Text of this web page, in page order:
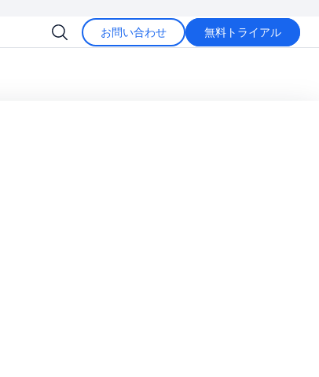
お問い合わせ 無料トライアル